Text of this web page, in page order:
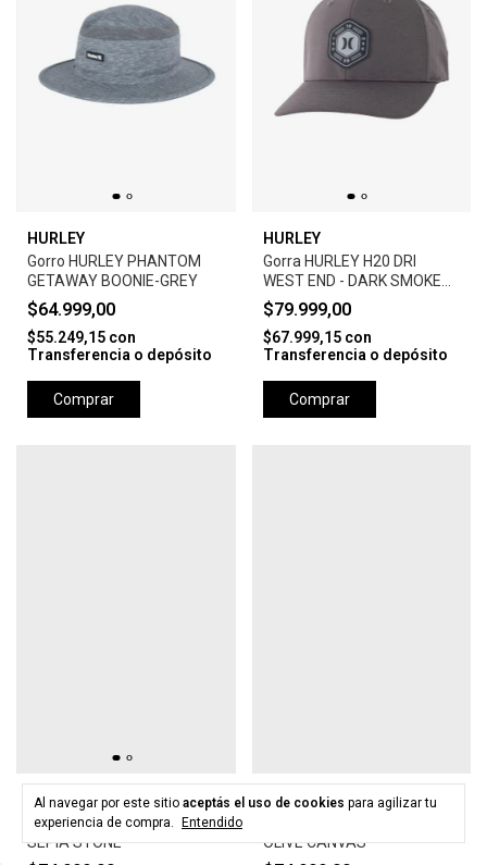
Al navegar por este sitio aceptás el uso de cookies para agilizar tu
experiencia de compra.
Entendido
HURLEY
Gorro HURLEY PHANTOM
GETAWAY BOONIE-GREY
$64.999,00
$55.249,15 con
Transferencia o depósito
Comprar
HURLEY
Gorra HURLEY H20 DRI
WEST END - DARK SMOKE
GREY
$79.999,00
$67.999,15 con
Transferencia o depósito
Comprar
HURLEY
Gorra HURLEY LEVELS HAT -
SEPIA STONE
HURLEY
OLIVE CANVAS